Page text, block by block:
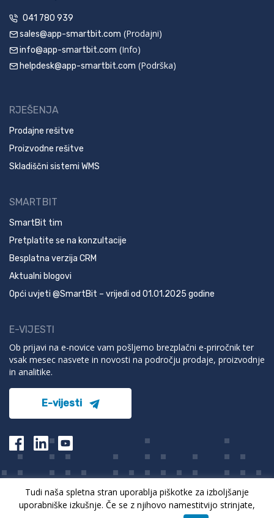
041 780 939
sales@app-smartbit.com (Prodajni)
info@app-smartbit.com (Info)
helpdesk@app-smartbit.com (Podrška)
RJEŠENJA
Prodajne rešitve
Proizvodne rešitve
Skladiščni sistemi WMS
SMARTBIT
SmartBit tim
Pretplatite se na konzultacije
Besplatna verzija CRM
Aktualni blogovi
Opći uvjeti @SmartBit – vrijedi od 01.01.2025 godine
E-VIJESTI
Ob prijavi na e-novice vam pošljemo brezplačni e-priročnik ter
vsak mesec nasvete in novosti na področju prodaje, proizvodnje
in analitike.
E-vijesti
© 2022 SmartBit. Sva prava pridržana.
Tudi naša spletna stran uporablja piškotke za izboljšanje
uporabniške izkušnje. Če se z njihovo namestitvijo strinjate,